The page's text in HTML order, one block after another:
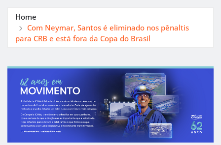
Home
Com Neymar, Santos é eliminado nos pênaltis
para CRB e está fora da Copa do Brasil